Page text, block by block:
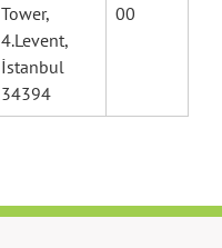
Tower,
4.Levent,
İstanbul
34394
00